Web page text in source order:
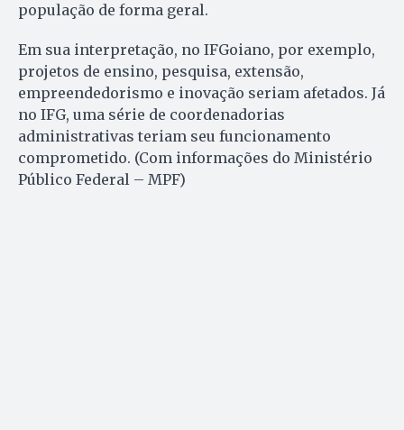
população de forma geral.
Em sua interpretação, no IFGoiano, por exemplo,
projetos de ensino, pesquisa, extensão,
empreendedorismo e inovação seriam afetados. Já
no IFG, uma série de coordenadorias
administrativas teriam seu funcionamento
comprometido. (Com informações do Ministério
Público Federal – MPF)